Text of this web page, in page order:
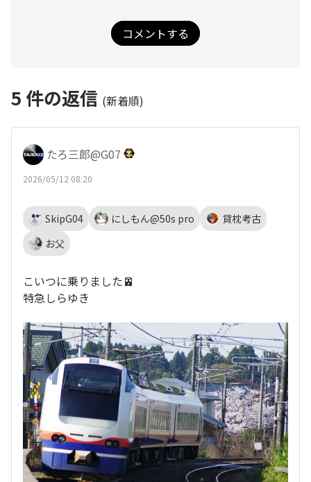
コメントする
5 件の返信 (新着順)
たろ三郎@G07
2026/05/12 08:20
SkipG04 にしもん@50s pro
貸枕考古
お父
こいつに乗りました🚈
特急しらゆき